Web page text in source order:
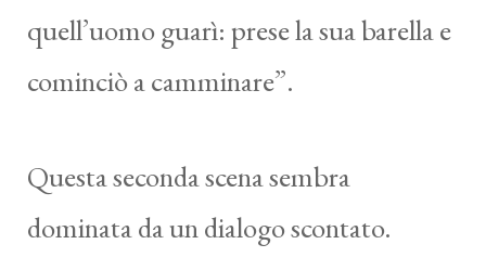
quell’uomo guarì: prese la sua barella e
cominciò a camminare”.
Questa seconda scena sembra
dominata da un dialogo scontato.